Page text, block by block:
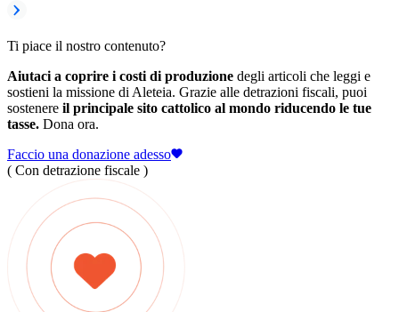
Ti piace il nostro contenuto?
Aiutaci a coprire i costi di produzione degli articoli che leggi e
sostieni la missione di Aleteia. Grazie alle detrazioni fiscali, puoi
sostenere il principale sito cattolico al mondo riducendo le tue
tasse. Dona ora.
Faccio una donazione adesso
( Con detrazione fiscale )